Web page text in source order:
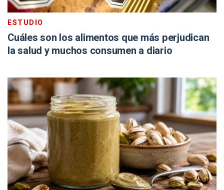
ESTUDIO
Cuáles son los alimentos que más perjudican
la salud y muchos consumen a diario